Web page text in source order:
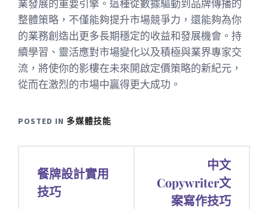
業發展的重要引擎。這種從數據驅動到品牌傳播的
整體策略，不僅能夠提升市場競爭力，還能夠為你
的業務創造出更多長期穩定的收益和發展機會。持
續學習、靈活應對市場變化以及積極與業界專家交
流，將使你的影樓在未來開啟定價策略的新紀元，
從而在激烈的市場中贏得更大成功。
POSTED IN 多媒體技能
餐牌設計實用
技巧
中文
Copywriter文
案寫作技巧